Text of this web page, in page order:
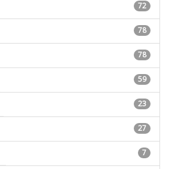
72
78
78
59
23
27
7